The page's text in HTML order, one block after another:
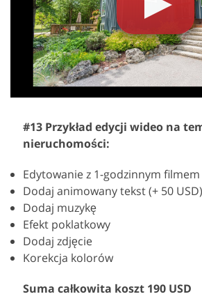
#13 Przykład edycji wideo na
nieruchomości:
Edytowanie z 1-godzinnym filmem
Dodaj animowany tekst (+ 50 USD)
Dodaj muzykę
Efekt poklatkowy
Dodaj zdjęcie
Korekcja kolorów
Suma całkowita koszt 190 USD